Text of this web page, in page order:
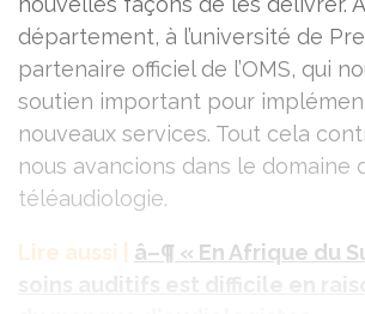
département, à l’université de
partenaire officiel de l’OMS, qui
soutien important pour
nouveaux services. Tout cela
nous avancions dans le domaine
téléaudiologie.
Lire aussi |
â–¶ « En Afrique du
soins auditifs est difficile en